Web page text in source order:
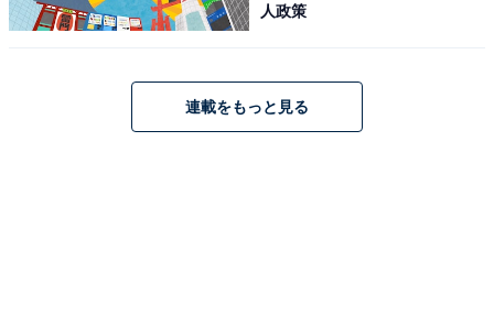
するだけ！ カロリーは1袋（200g）当たり208kcal。
人政策
連載をもっと見る